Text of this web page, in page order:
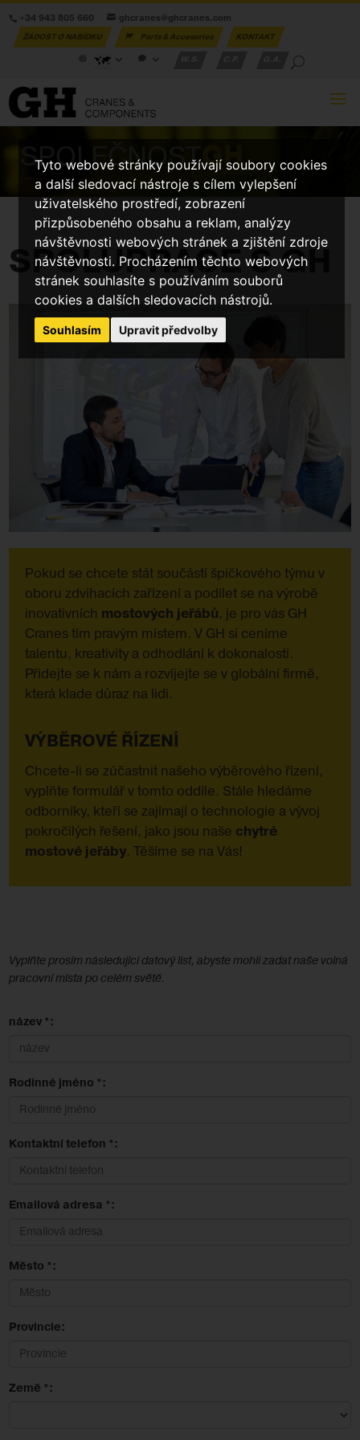
Tyto webové stránky používají soubory cookies
a další sledovací nástroje s cílem vylepšení
uživatelského prostředí, zobrazení
přizpůsobeného obsahu a reklam, analýzy
návštěvnosti webových stránek a zjištění zdroje
návštěvnosti. Procházením těchto webových
stránek souhlasíte s používáním souborů
cookies a dalších sledovacích nástrojů.
Souhlasím Upravit předvolby
+34 943 805 660 ghcranes@ghcranes.com
ŽÁDOST O NABÍDKU Parts & Accesories
KONTAKT
SPOLEČNOSTGH
SPOLUPRÁCE S GH
Pokud se chcete stát součástí špičkového týmu v
oboru zdvihacích zařízení a podílet se na výrobě
inovativních mostových jeřábů, je pro vás GH
Cranes tím pravým místem. V GH si ceníme
talentu, kreativity a odhodlání k dokonalosti.
Přidejte se k nám a rozvíjejte se v globální firmě,
která klade důraz na lidi.
VÝBĚROVÉ ŘÍZENÍ
Chcete-li se zúčastnit našeho výběrového řízení,
vyplňte formulář v tomto oddíle. Stále hledáme
odborníky, kteří se zajímají o technologie a vývoj
pokročilých řešení, jako jsou naše chytré
mostové jeřáby. Těšíme se na Vás!
Vyplňte prosím následující datový list, abyste mohli zadat naše volná
pracovní místa po celém světě.
název *:
Rodinné jméno *:
Kontaktní telefon *:
Emailová adresa *:
Město *:
Provincie:
Země *: